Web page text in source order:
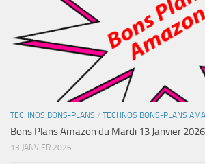
TECHNOS BONS-PLANS / TECHNOS BONS-PLANS
Bons Plans Amazon du Mardi 13 Janvier
13 JANVIER 2026